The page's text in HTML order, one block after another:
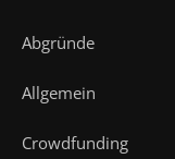
Abgründe
Allgemein
Crowdfunding